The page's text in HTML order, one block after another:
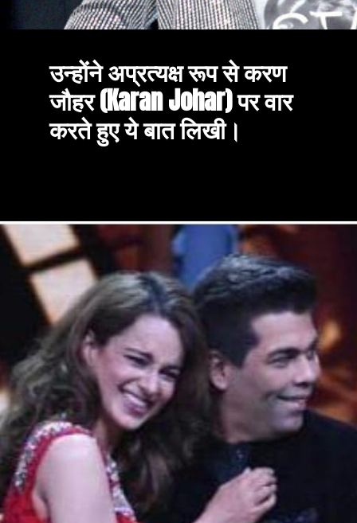
उन्होंने अप्रत्यक्ष रूप से करण
जौहर (Karan Johar) पर वार
करते हुए ये बात लिखी।